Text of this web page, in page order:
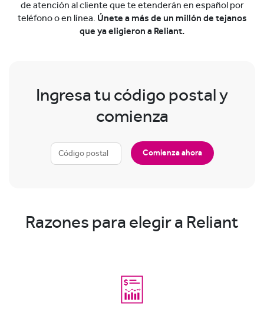
de atención al cliente que te etenderán en español por
teléfono o en línea. Únete a más de un millón de tejanos
que ya eligieron a Reliant.
Ingresa tu código postal y
comienza
Comienza ahora
Razones para elegir a Reliant